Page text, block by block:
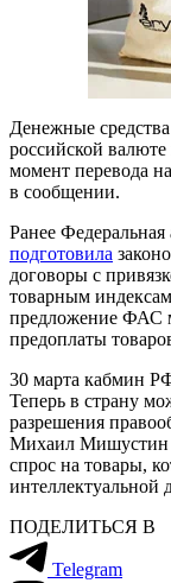
Денежные
российской
момент перевода
в сообщении.
Ранее
подготовила
договоры с
товарным
предложение ФАС
предоплаты
30 марта кабмин
Теперь в страну
разрешения
Михаил Мишустин
спрос на товары,
интеллектуальной
ПОДЕЛИТЬСЯ В
Telegram